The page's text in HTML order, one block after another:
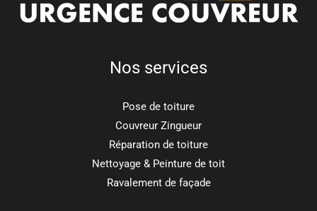
Nos services
Pose de toiture
Couvreur Zingueur
Réparation de toiture
Nettoyage & Peinture de toit
Ravalement de façade